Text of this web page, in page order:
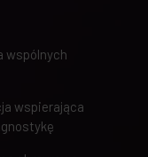
wspólnych
wspierająca